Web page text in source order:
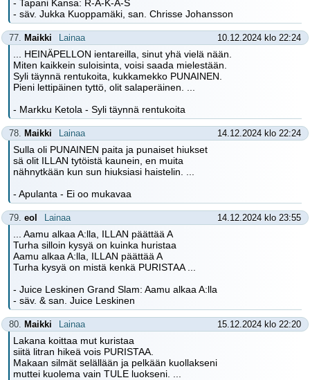
- Tapani Kansa: R-A-K-A-S
- säv. Jukka Kuoppamäki, san. Chrisse Johansson
77. Maikki Lainaa 10.12.2024 klo 22:24
... HEINÄPELLON ientareilla, sinut yhä vielä nään.
Miten kaikkein suloisinta, voisi saada mielestään.
Syli täynnä rentukoita, kukkamekko PUNAINEN.
Pieni lettipäinen tyttö, olit salaperäinen. ...
- Markku Ketola - Syli täynnä rentukoita
78. Maikki Lainaa 14.12.2024 klo 22:24
Sulla oli PUNAINEN paita ja punaiset hiukset
sä olit ILLAN tytöistä kaunein, en muita
nähnytkään kun sun hiuksiasi haistelin. ...
- Apulanta - Ei oo mukavaa
79. eol Lainaa 14.12.2024 klo 23:55
... Aamu alkaa A:lla, ILLAN päättää A
Turha silloin kysyä on kuinka huristaa
Aamu alkaa A:lla, ILLAN päättää A
Turha kysyä on mistä kenkä PURISTAA ...
- Juice Leskinen Grand Slam: Aamu alkaa A:lla
- säv. & san. Juice Leskinen
80. Maikki Lainaa 15.12.2024 klo 22:20
Lakana koittaa mut kuristaa
siitä litran hikeä vois PURISTAA.
Makaan silmät selällään ja pelkään kuollakseni
muttei kuolema vain TULE luokseni. ...